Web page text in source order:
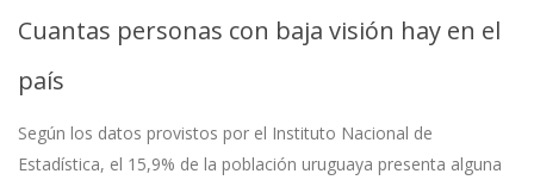
Cuantas personas con baja visión hay en el
país
Según los datos provistos por el Instituto Nacional de
Estadística, el 15,9% de la población uruguaya presenta alguna